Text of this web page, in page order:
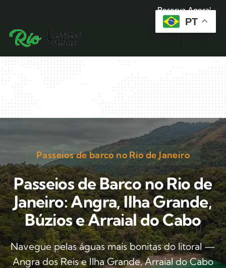
Reserva Agora!
Passeios de barco no Rio de Janeiro
Passeios de Barco no Rio de
Janeiro: Angra, Ilha Grande,
Búzios e Arraial do Cabo
Navegue pelas águas mais bonitas do litoral —
Angra dos Reis e Ilha Grande, Arraial do Cabo
PT